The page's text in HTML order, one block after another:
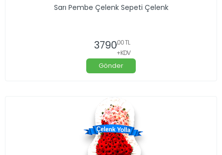
Sarı Pembe Çelenk Sepeti Çelenk
3790,00 TL
+KDV
Gönder